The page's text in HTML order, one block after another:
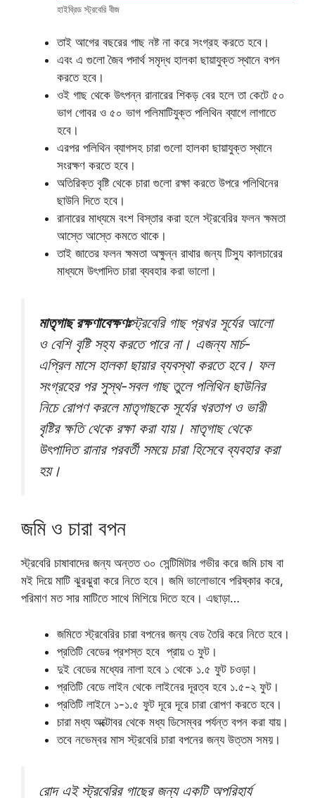
হাইব্রিড স্ট্রবেরি বীজ
তাই আগের বছরের গাছ নষ্ট না করে সংগ্রহ করতে হবে।
এবং এ গুলো জৈব পদার্থ সমৃদ্ধ হালকা ছায়াযুক্ত স্থানে বপন
করতে হবে।
ওই গাছ থেকে উৎপন্ন রানারের শিকড় বের হলে তা কেটে ৫০
ভাগ গোবর ও ৫০ ভাগ পলিমাটিযুক্ত পলিথিন ব্যাগে লাগাতে
হবে।
এরপর পলিথিন ব্যাগসহ চারা গুলো হালকা ছায়াযুক্ত স্থানে
সংরক্ষণ করতে হবে।
অতিরিক্ত বৃষ্টি থেকে চারা গুলো রক্ষা করতে উপরে পলিথিনের
ছাউনি দিতে হবে।
রানারের মাধ্যমে বংশ বিস্তার করা হলে স্ট্রবেরির ফলন ক্ষমতা
আস্তে আস্তে কমতে থাকে।
তাই জাতের ফলন ক্ষমতা অক্ষুন্ন রাথার জন্য টিস্যু কালচারের
মাধ্যমে উৎপাদিত চারা ব্যবহার করা ভালো।
মাতৃগাছ রক্ষণাবেক্ষণঃস্ট্রবেরি গাছ প্রখর সূর্যের আলো
ও বেশি বৃষ্টি সহ্য করতে পারে না। এজন্য মার্চ-
এপ্রিল মাসে হালকা ছায়ার ব্যবস্থা করতে হবে। ফল
সংগ্রহের পর সুস্থ-সবল গাছ তুলে পলিথিন ছাউনির
নিচে রোপণ করলে মাতৃগাছকে সূর্যের খরতাপ ও ভারী
বৃষ্টির ক্ষতি থেকে রক্ষা করা যায়। মাতৃগাছ থেকে
উৎপাদিত রানার পরবর্তী সময়ে চারা হিসেবে ব্যবহার করা
হয়।
জমি ও চারা বপন
স্ট্রবেরি চাষাবাদের জন্য অন্তত ৩০ সেন্টিমিটার গভীর করে জমি চাষ বা
মই দিয়ে মাটি ঝুরঝুরা করে নিতে হবে। জমি ভালোভাবে পরিষ্কার করে,
পরিমাণ মত সার মাটিতে সাথে মিশিয়ে দিতে হবে। এছাড়া…
জমিতে স্ট্রবেরির চারা বপনের জন্য বেড তৈরি করে নিতে হবে।
প্রতিটি বেডের প্রশস্ত হবে প্রায় ৩ ফুট।
দুই বেডের মধ্যের নালা হবে ১ থেকে ১.৫ ফুট চওড়া।
প্রতিটি বেডে লাইন থেকে লাইনের দূরত্ব হবে ১.৫-২ ফুট।
প্রতিটি লাইনে ১-১.৫ ফুট দূরে দূরে চারা রোপণ করতে হবে।
চারা মধ্য অক্টোবর থেকে মধ্য ডিসেম্বর পর্যন্ত বপন করা যায়।
তবে নভেম্বর মাস স্ট্রবেরি চারা বপনের জন্য উত্তম সময়।
রোদ এই স্ট্রবেরির গাছের জন্য একটি অপরিহার্য